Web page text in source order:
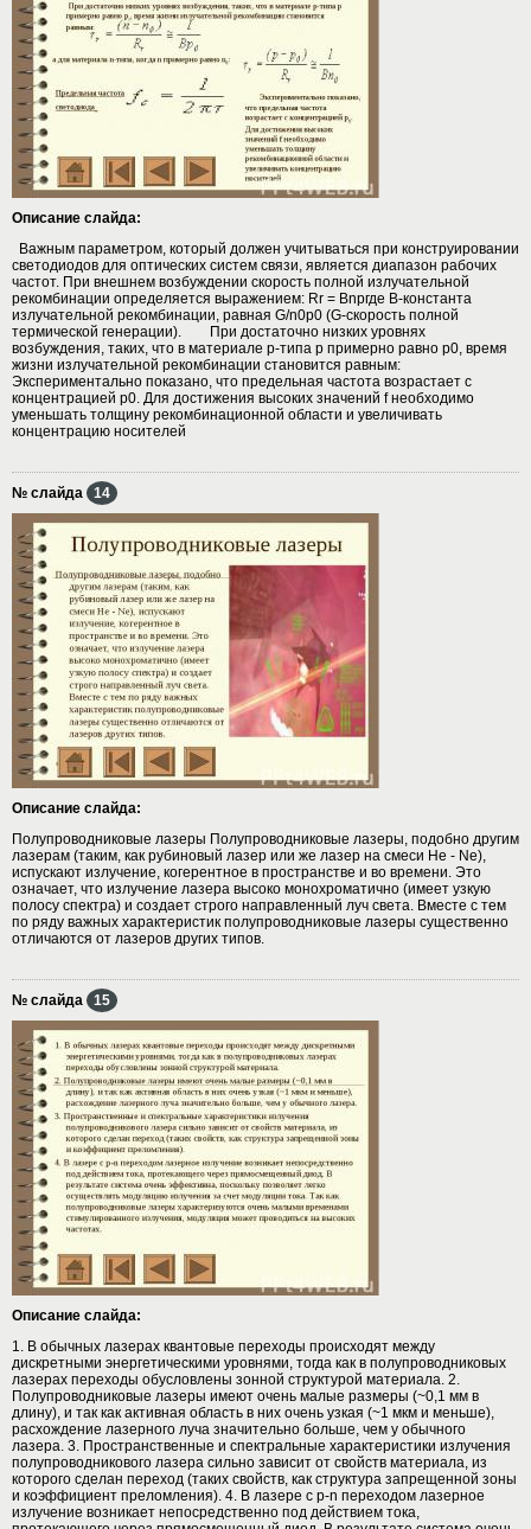
Описание слайда:
Важным параметром, который должен учитываться при конструировании
светодиодов для оптических систем связи, является диапазон рабочих
частот. При внешнем возбуждении скорость полной излучательной
рекомбинации определяется выражением: Rr = Bnpгде В-константа
излучательной рекомбинации, равная G/n0p0 (G-скорость полной
термической генерации). При достаточно низких уровнях
возбуждения, таких, что в материале р-типа р примерно равно р0, время
жизни излучательной рекомбинации становится равным:
Экспериментально показано, что предельная частота возрастает с
концентрацией р0. Для достижения высоких значений f необходимо
уменьшать толщину рекомбинационной области и увеличивать
концентрацию носителей
№ слайда 14
Описание слайда:
Полупроводниковые лазеры Полупроводниковые лазеры, подобно другим
лазерам (таким, как рубиновый лазер или же лазер на смеси He - Ne),
испускают излучение, когерентное в пространстве и во времени. Это
означает, что излучение лазера высоко монохроматично (имеет узкую
полосу спектра) и создает строго направленный луч света. Вместе с тем
по ряду важных характеристик полупроводниковые лазеры существенно
отличаются от лазеров других типов.
№ слайда 15
Описание слайда:
1. В обычных лазерах квантовые переходы происходят между
дискретными энергетическими уровнями, тогда как в полупроводниковых
лазерах переходы обусловлены зонной структурой материала. 2.
Полупроводниковые лазеры имеют очень малые размеры (~0,1 мм в
длину), и так как активная область в них очень узкая (~1 мкм и меньше),
расхождение лазерного луча значительно больше, чем у обычного
лазера. 3. Пространственные и спектральные характеристики излучения
полупроводникового лазера сильно зависит от свойств материала, из
которого сделан переход (таких свойств, как структура запрещенной зоны
и коэффициент преломления). 4. В лазере с р-n переходом лазерное
излучение возникает непосредственно под действием тока,